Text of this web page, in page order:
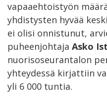
vapaaehtoistyön
yhdistysten hyvää
ei olisi onnistunut,
puheenjohtaja Asko
nuorisoseurantalon
yhteydessä kirjattiin
yli 6 000 tuntia.